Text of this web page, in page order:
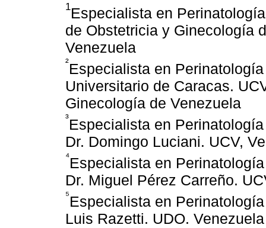
1Especialista en
de Obstetricia y Ginecología
Venezuela
²Especialista en
Universitario de Caracas.
Ginecología de Venezuela
³Especialista en
Dr. Domingo Luciani. UCV,
⁴Especialista en
Dr. Miguel Pérez Carreño.
⁵Especialista en
Luis Razetti. UDO. Venezuela